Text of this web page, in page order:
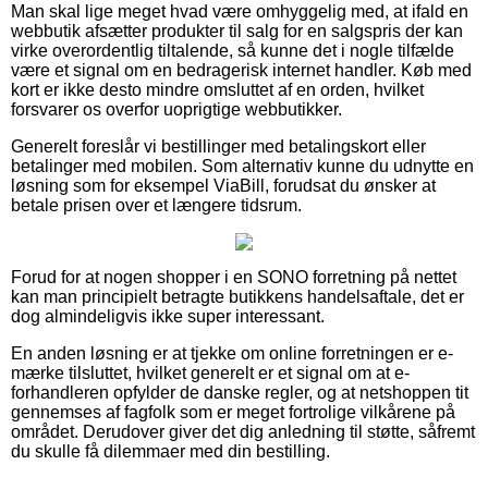
Man skal lige meget hvad være omhyggelig med, at ifald en
webbutik afsætter produkter til salg for en salgspris der kan
virke overordentlig tiltalende, så kunne det i nogle tilfælde
være et signal om en bedragerisk internet handler. Køb med
kort er ikke desto mindre omsluttet af en orden, hvilket
forsvarer os overfor uoprigtige webbutikker.
Generelt foreslår vi bestillinger med betalingskort eller
betalinger med mobilen. Som alternativ kunne du udnytte en
løsning som for eksempel ViaBill, forudsat du ønsker at
betale prisen over et længere tidsrum.
Forud for at nogen shopper i en SONO forretning på nettet
kan man principielt betragte butikkens handelsaftale, det er
dog almindeligvis ikke super interessant.
En anden løsning er at tjekke om online forretningen er e-
mærke tilsluttet, hvilket generelt er et signal om at e-
forhandleren opfylder de danske regler, og at netshoppen tit
gennemses af fagfolk som er meget fortrolige vilkårene på
området. Derudover giver det dig anledning til støtte, såfremt
du skulle få dilemmaer med din bestilling.